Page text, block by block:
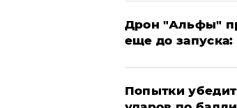
Дрон "Альфы"
еще до
Попытки